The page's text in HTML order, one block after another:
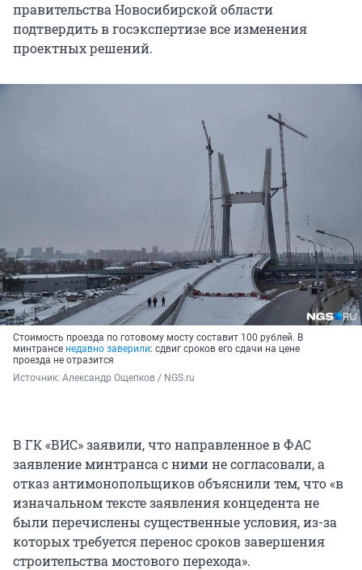
правительства Новосибирской области
подтвердить в госэкспертизе все изменения
проектных решений.
Стоимость проезда по готовому мосту составит 100 рублей. В
минтрансе недавно заверили: сдвиг сроков его сдачи на цене
проезда не отразится
Источник: Александр Ощепков / NGS.ru
В ГК «ВИС» заявили, что направленное в ФАС
заявление минтранса с ними не согласовали, а
отказ антимонопольщиков объяснили тем, что «в
изначальном тексте заявления концедента не
были перечислены существенные условия, из-за
которых требуется перенос сроков завершения
строительства мостового перехода».